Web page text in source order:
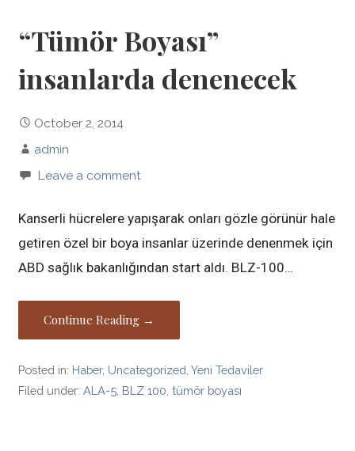
“Tümör Boyası”
insanlarda denenecek
October 2, 2014
admin
Leave a comment
Kanserli hücrelere yapışarak onları gözle görünür hale
getiren özel bir boya insanlar üzerinde denenmek için
ABD sağlık bakanlığından start aldı. BLZ-100…
Continue Reading →
Posted in: Haber, Uncategorized ,Yeni Tedaviler
Filed under:ALA-5 BLZ 100 ,tümör boyası